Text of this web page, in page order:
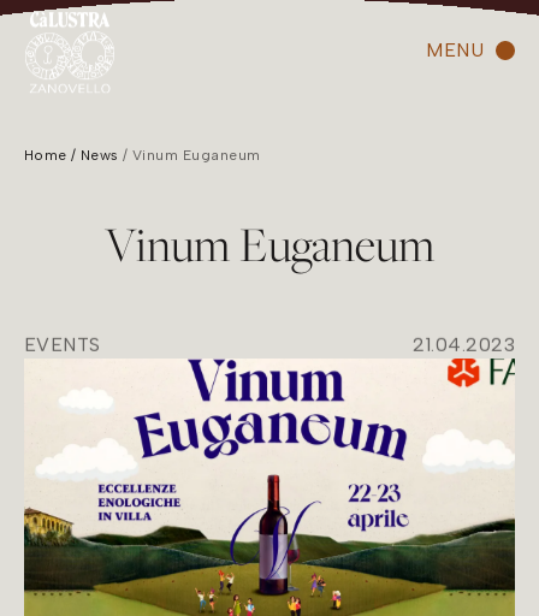
MENU
Home News Vinum Euganeum
Vinum Euganeum
EVENTS 21.04.2023